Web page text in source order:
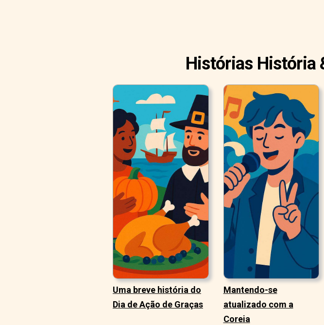
Histórias História
Uma breve história do
Dia de Ação de Graças
Mantendo-se
atualizado com a
Coreia